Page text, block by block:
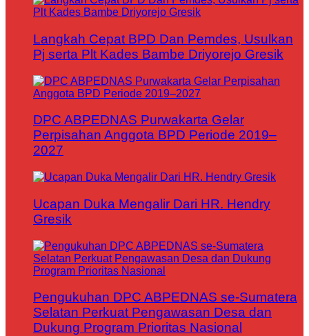
Langkah Cepat BPD Dan Pemdes, Usulkan
Pj serta Plt Kades Bambe Driyorejo Gresik
DPC ABPEDNAS Purwakarta Gelar
Perpisahan Anggota BPD Periode 2019–
2027
Ucapan Duka Mengalir Dari HR. Hendry
Gresik
Pengukuhan DPC ABPEDNAS se-Sumatera
Selatan Perkuat Pengawasan Desa dan
Dukung Program Prioritas Nasional